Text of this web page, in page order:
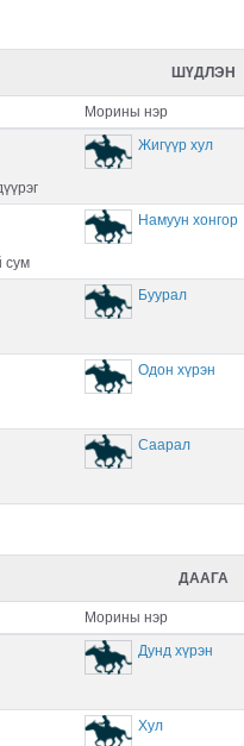
ШҮДЛЭН
Морины нэр
Жигүүр хул
сум
Намуун хонгор
Буурал
Одон хүрэн
Саарал
ДААГА
Морины нэр
Дунд хүрэн
Хул